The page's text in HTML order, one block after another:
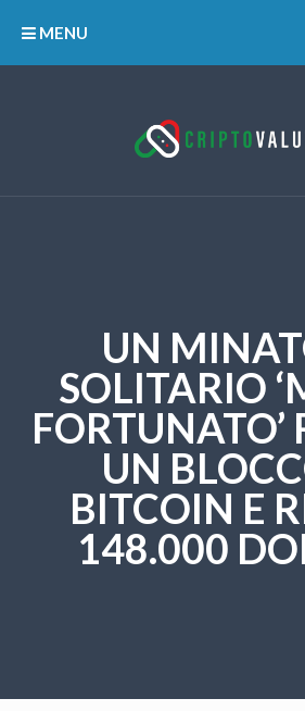
MENU
UN
SOLITARIO
FORTUNATO’
UN
BITCOIN E
148.000